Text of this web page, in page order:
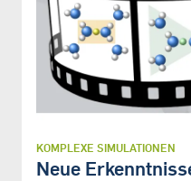
KOMPLEXE SIMULATIONEN
Neue